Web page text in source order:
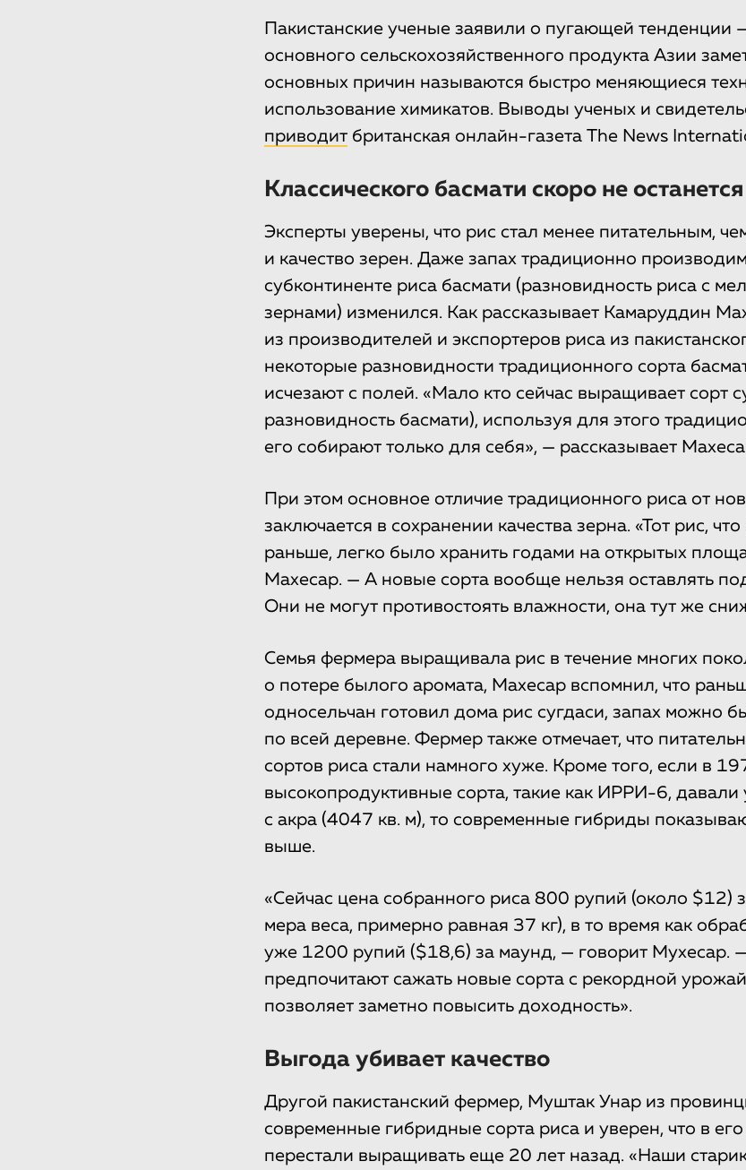
Пакистанские ученые заявили о пугающей тенденции
основного сельскохозяйственного продукта Азии
основных причин называются быстро меняющиеся
использование химикатов. Выводы ученых и
приводитбританская онлайн-газета The News
Классического басмати скоро не останется
Эксперты уверены, что рис стал менее питательным,
и качество зерен. Даже запах традиционно
субконтиненте риса басмати (разновидность риса с
зернами) изменился. Как рассказывает Камаруддин
из производителей и экспортеров риса из
некоторые разновидности традиционного сорта
исчезают с полей. «Мало кто сейчас выращивает сорт
разновидность басмати), используя для этого
его собирают только для себя», — рассказывает
При этом основное отличие традиционного риса от
заключается в сохранении качества зерна. «Тот рис,
раньше, легко было хранить годами на открытых
Махесар. — А новые сорта вообще нельзя оставлять
Они не могут противостоять влажности, она тут же
Семья фермера выращивала рис в течение многих
о потере былого аромата, Махесар вспомнил, что
односельчан готовил дома рис сугдаси, запах можно
по всей деревне. Фермер также отмечает, что
сортов риса стали намного хуже. Кроме того, если в
высокопродуктивные сорта, такие как ИРРИ-6,
с акра (4047 кв. м), то современные гибриды
выше.
«Сейчас цена собранного риса 800 рупий (около $12)
мера веса, примерно равная 37 кг), в то время как
уже 1200 рупий ($18,6) за маунд, — говорит Мухесар.
предпочитают сажать новые сорта с рекордной
позволяет заметно повысить доходность».
Выгода убивает качество
Другой пакистанский фермер, Муштак Унар из
современные гибридные сорта риса и уверен, что в его
перестали выращивать еще 20 лет назад. «Наши